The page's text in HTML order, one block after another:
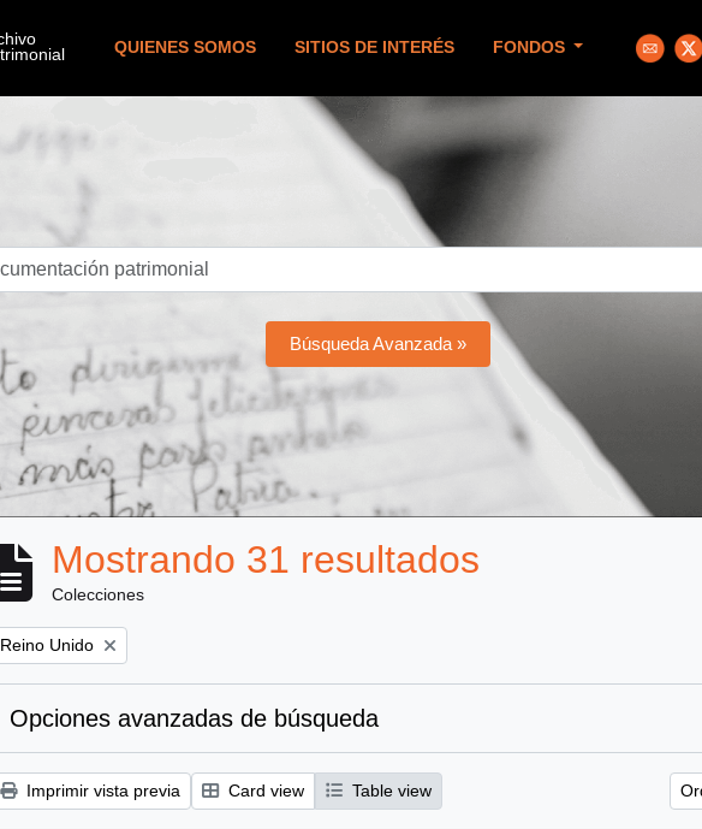
QUIENES SOMOS SITIOS DE INTERÉS FONDOS
Búsqueda Avanzada »
Mostrando 31 resultados
Colecciones
Remove filter:
Reino Unido
Opciones avanzadas de búsqueda
Imprimir vista previa Card view Table view